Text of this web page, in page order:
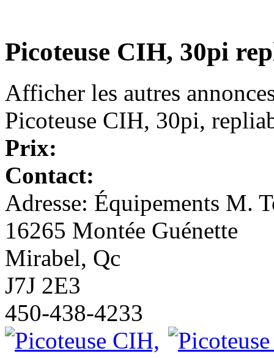
Picoteuse CIH, 30pi
Afficher les autres
Picoteuse CIH, 30pi,
Prix:
Contact:
Adresse: Équipements M.
16265 Montée Guénette
Mirabel, Qc
J7J 2E3
450-438-4233